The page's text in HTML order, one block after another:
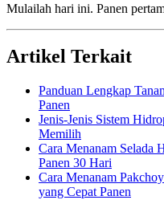
Mulailah hari ini. Panen
Artikel Terkait
Panduan Lengkap
Panen
Jenis-Jenis Sistem
Memilih
Cara Menanam Selada
Panen 30 Hari
Cara Menanam
yang Cepat Panen